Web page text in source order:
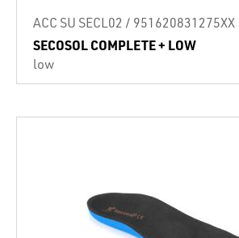
ACC SU SECL02 / 951620831275XX
SECOSOL COMPLETE + LOW
low